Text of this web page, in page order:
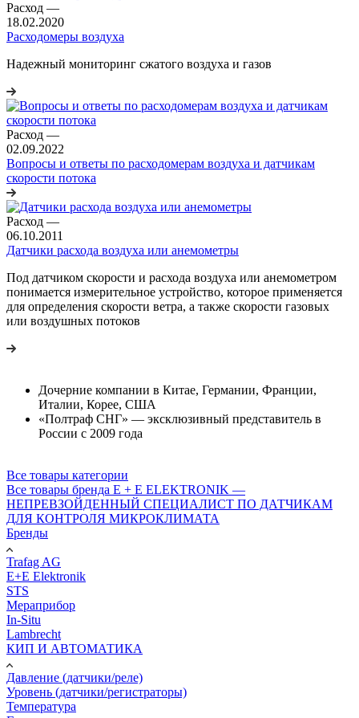
Расход —
18.02.2020
Расходомеры воздуха
Надежный мониторинг сжатого воздуха и газов
Расход —
02.09.2022
Вопросы и ответы по расходомерам воздуха и датчикам
скорости потока
Расход —
06.10.2011
Датчики расхода воздуха или анемометры
Под датчиком скорости и расхода воздуха или анемометром
понимается измерительное устройство, которое применяется
для определения скорости ветра, а также скорости газовых
или воздушных потоков
Дочерние компании в Китае, Германии, Франции,
Италии, Корее, США
«Полтраф СНГ» — эксклюзивный представитель в
России с 2009 года
Все товары категории
Все товары бренда E + E ELEKTRONIK —
НЕПРЕВЗОЙДЕННЫЙ СПЕЦИАЛИСТ ПО ДАТЧИКАМ
ДЛЯ КОНТРОЛЯ МИКРОКЛИМАТА
Бренды
Trafag AG
E+E Elektronik
STS
Мераприбор
In-Situ
Lambrecht
КИП И АВТОМАТИКА
Давление (датчики/реле)
Уровень (датчики/регистраторы)
Температура